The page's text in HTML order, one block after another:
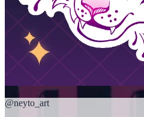
@neyto_art